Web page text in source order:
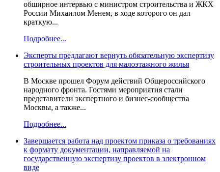
обширное интервью с министром строительства и ЖКХ
России Михаилом Менем, в ходе которого он дал
краткую...
Подробнее...
Эксперты предлагают вернуть обязательную экспертизу
строительных проектов для малоэтажного жилья
В Москве прошел Форум действий Общероссийского
народного фронта. Гостями мероприятия стали
представители экспертного и бизнес-сообщества
Москвы, а также...
Подробнее...
Завершается работа над проектом приказа о требованиях
к формату документации, направляемой на
государственную экспертизу проектов в электронном
виде